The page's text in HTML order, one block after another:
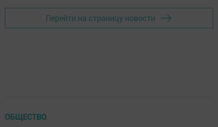
Перейти на страницу новости
ОБЩЕСТВО